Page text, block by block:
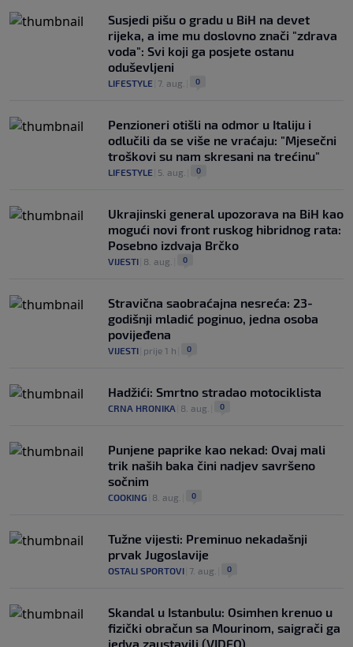
Susjedi pišu o gradu u BiH na devet
rijeka, a ime mu doslovno znači "zdrava
voda": Svi koji ga posjete ostanu
oduševljeni
LIFESTYLE 7. aug. 0
Penzioneri otišli na odmor u Italiju i
odlučili da se više ne vraćaju: "Mjesečni
troškovi su nam skresani na trećinu"
LIFESTYLE 5. aug. 0
Ukrajinski general upozorava na BiH kao
mogući novi front ruskog hibridnog rata:
Posebno izdvaja Brčko
VIJESTI 8. aug. 0
Stravična saobraćajna nesreća: 23-
godišnji mladić poginuo, jedna osoba
povijeđena
VIJESTI prije 1 h 0
Hadžići: Smrtno stradao motociklista
CRNA HRONIKA 8. aug. 0
Punjene paprike kao nekad: Ovaj mali
trik naših baka čini nadjev savršeno
sočnim
COOKING 8. aug. 0
Tužne vijesti: Preminuo nekadašnji
prvak Jugoslavije
OSTALI SPORTOVI 7. aug. 0
Skandal u Istanbulu: Osimhen krenuo u
fizički obračun sa Mourinom, saigrači ga
jedva zaustavili (VIDEO)